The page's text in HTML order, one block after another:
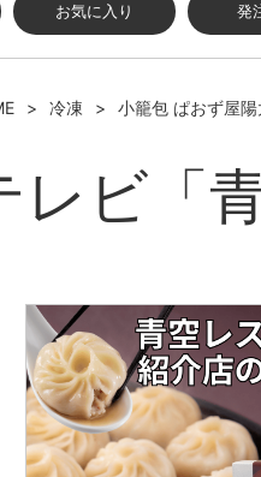
お気に入り 発
冷凍 小籠包 ぱおず屋
レビ「